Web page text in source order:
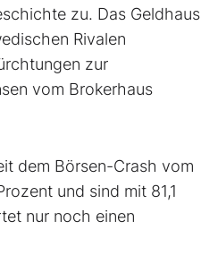
zu. Das Geldhaus
Rivalen
zur
vom Brokerhaus
dem Börsen-Crash vom
und sind mit 81,1
nur noch einen